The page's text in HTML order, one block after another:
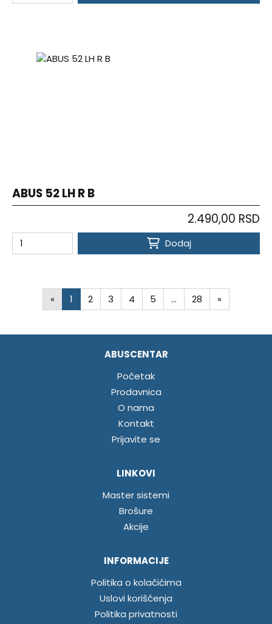
ABUS 52 LH R B
2.490,00 RSD
Dodaj
« 1 2 3 4 5 … 28 »
ABUSCENTAR
Početak
Prodavnica
O nama
Kontakt
Prijavite se
LINKOVI
Master sistemi
Brošure
Akcije
INFORMACIJE
Politika o kolačićima
Uslovi korišćenja
Politika privatnosti